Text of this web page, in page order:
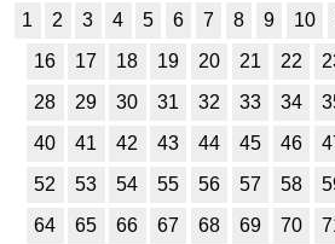
1 2 3 4 5 6 7 8 9 10
16
17 18 19 20 21 22
28
29 30 31 32 33 34
40
41 42 43 44 45 46
52
53 54 55 56 57 58
64
65 66 67 68 69 70